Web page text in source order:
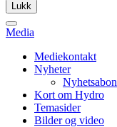
Lukk
Media
Mediekontakt
Nyheter
Kort om Hydro
Temasider
Bilder og video